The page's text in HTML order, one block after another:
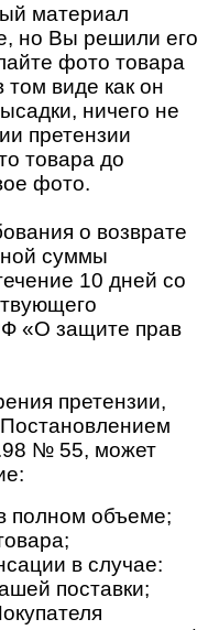
материал
но Вы решили его
фото товара
том виде как он
ничего не
претензии
товара до
фото.
о возврате
суммы
10 дней со
«О защите прав
претензии,
№ 55, может
полном объеме;
в случае:
поставки;